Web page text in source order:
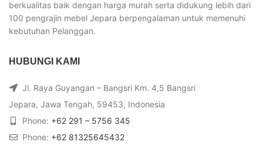
berkualitas baik dengan harga murah serta didukung lebih dari
100 pengrajin mebel Jepara berpengalaman untuk memenuhi
kebutuhan Pelanggan.
HUBUNGI KAMI
Jl. Raya Guyangan – Bangsri Km. 4,5 Bangsri
Jepara, Jawa Tengah, 59453, Indonesia
Phone: +62 291 – 5756 345
Phone: +62 81325645432